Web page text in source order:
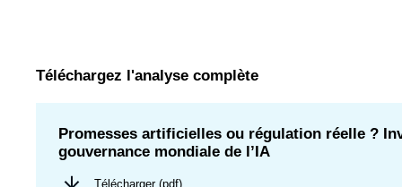
Téléchargez l'analyse complète
Promesses artificielles ou régulation réelle ?
gouvernance mondiale de l’IA
Télécharger (pdf)